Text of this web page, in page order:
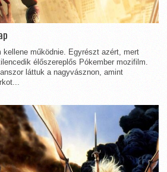
kellene működnie. Egyrészt azért, mert
élőszereplős Pókember mozifilm.
láttuk a nagyvásznon, amint